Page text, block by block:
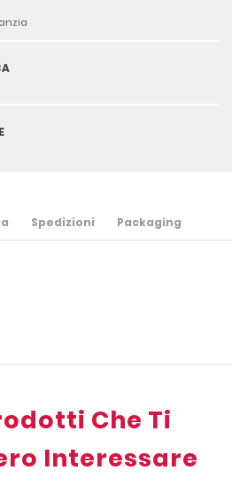
Spedizioni Packaging
Che Ti
Interessare